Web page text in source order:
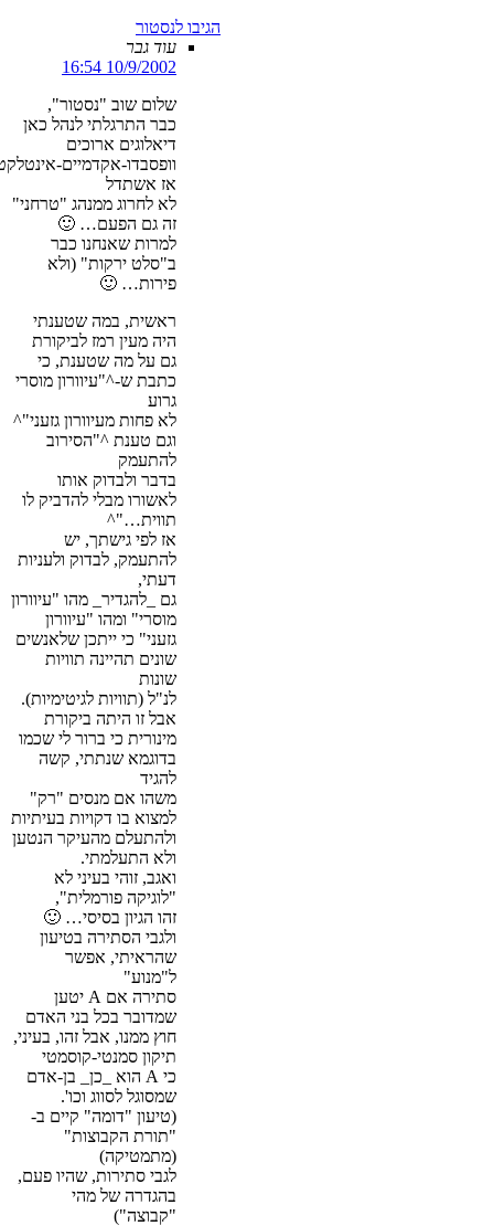
הגיבו לנסטור
עוד גבר
10/9/2002 16:54
שלום שוב "נסטור",
כבר התרגלתי לנהל כאן
דיאלוגים ארוכים
וופסבדו-אקדמיים-
אז אשתדל
לא לחרוג ממנהג "טרחני"
זה גם הפעם… 🙂
למרות שאנחנו כבר
ב"סלט ירקות" (ולא
פירות… 🙂
ראשית, במה שטענתי
היה מעין רמז לביקורת
גם על מה שטענת, כי
כתבת ש-^"עיוורון מוסרי
גרוע
לא פחות מעיוורון גזעני"^
וגם טענת ^"הסירוב
להתעמק
בדבר ולבדוק אותו
לאשורו מבלי להדביק לו
תווית…"^
אז לפי גישתך, יש
להתעמק, לבדוק ולעניות
דעתי,
גם _להגדיר_ מהו "עיוורון
מוסרי" ומהו "עיוורון
גזעני" כי ייתכן שלאנשים
שונים תהיינה תוויות
שונות
לנ"ל (תוויות לגיטימיות).
אבל זו היתה ביקורת
מינורית כי ברור לי שכמו
בדוגמא שנתתי, קשה
להגיד
משהו אם מנסים "רק"
למצוא בו דקויות בעיתיות
ולהתעלם מהעיקר הנטען
ולא התעלמתי.
ואגב, זוהי בעיני לא
"לוגיקה פורמלית",
זהו הגיון בסיסי… 🙂
ולגבי הסתירה בטיעון
שהראיתי, אפשר
ל"מנוע"
סתירה אם A יטען
שמדובר בכל בני האדם
חוץ ממנו, אבל זהו, בעיני,
תיקון סמנטי-קוסמטי
כי A הוא _כן_ בן-אדם
שמסוגל לסווג וכו'.
(טיעון "דומה" קיים ב-
"תורת הקבוצות"
(מתמטיקה)
לגבי סתירות, שהיו פעם,
בהגדרה של מהי
"קבוצה")